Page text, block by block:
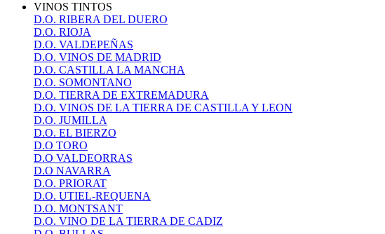
VINOS TINTOS
D.O. RIBERA DEL DUERO
D.O. RIOJA
D.O. VALDEPEÑAS
D.O. VINOS DE MADRID
D.O. CASTILLA LA MANCHA
D.O. SOMONTANO
D.O. TIERRA DE EXTREMADURA
D.O. VINOS DE LA TIERRA DE CASTILLA Y LEON
D.O. JUMILLA
D.O. EL BIERZO
D.O TORO
D.O VALDEORRAS
D.O NAVARRA
D.O. PRIORAT
D.O. UTIEL-REQUENA
D.O. MONTSANT
D.O. VINO DE LA TIERRA DE CADIZ